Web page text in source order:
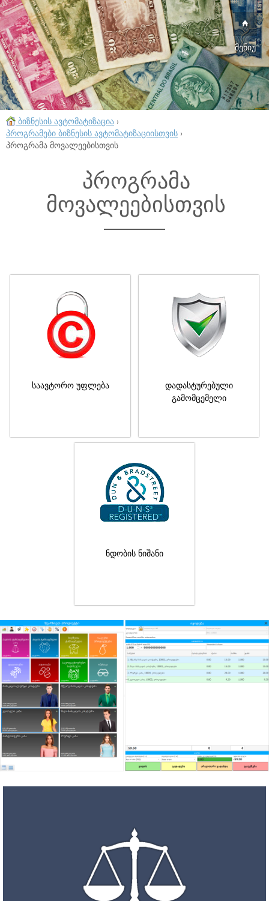
მენიუ
ბიზნესის ავტომატიზაცია ›
პროგრამები ბიზნესის ავტომატიზაციისთვის ›
პროგრამა მოვალეებისთვის
პროგრამა
მოვალეებისთვის
საავტორო უფლება
დადასტურებული
გამომცემელი
ნდობის ნიშანი